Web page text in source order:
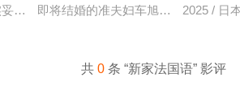
协的导演朱达仁萌生拍一部《河南人在
即将结婚的准夫妇车旭和敏珠，车旭
2025 / 日
共0 条 “新家法国语” 影评